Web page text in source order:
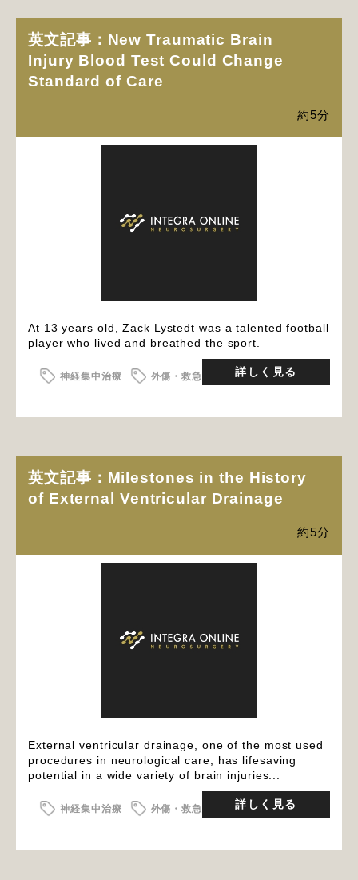
英文記事：New Traumatic Brain
Injury Blood Test Could Change
Standard of Care
約5分
At 13 years old, Zack Lystedt was a talented football
player who lived and breathed the sport.
神経集中治療 外傷・救急 詳しく見る
英文記事：Milestones in the History
of External Ventricular Drainage
約5分
External ventricular drainage, one of the most used
procedures in neurological care, has lifesaving
potential in a wide variety of brain injuries...
神経集中治療 外傷・救急 詳しく見る